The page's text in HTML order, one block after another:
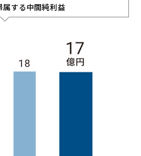
属する中間純利益